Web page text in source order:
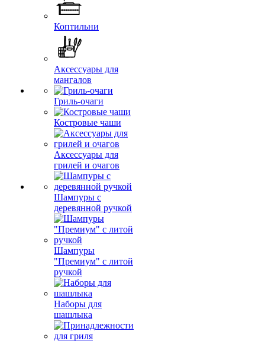
Коптильни
Аксессуары для
мангалов
Гриль-очаги
Костровые чаши
Аксессуары для
грилей и очагов
Шампуры с
деревянной ручкой
Шампуры
"Премиум" с литой
ручкой
Наборы для
шашлыка